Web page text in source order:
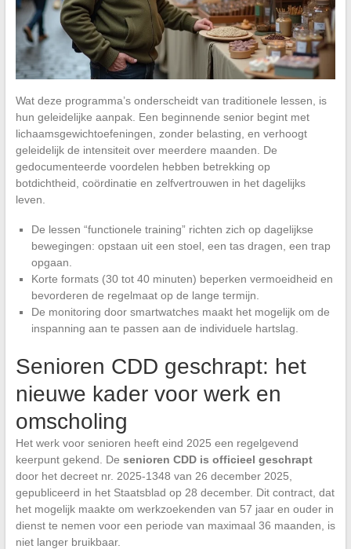
Wat deze programma’s onderscheidt van traditionele lessen, is
hun geleidelijke aanpak. Een beginnende senior begint met
lichaamsgewichtoefeningen, zonder belasting, en verhoogt
geleidelijk de intensiteit over meerdere maanden. De
gedocumenteerde voordelen hebben betrekking op
botdichtheid, coördinatie en zelfvertrouwen in het dagelijks
leven.
De lessen “functionele training” richten zich op dagelijkse
bewegingen: opstaan uit een stoel, een tas dragen, een trap
opgaan.
Korte formats (30 tot 40 minuten) beperken vermoeidheid en
bevorderen de regelmaat op de lange termijn.
De monitoring door smartwatches maakt het mogelijk om de
inspanning aan te passen aan de individuele hartslag.
Senioren CDD geschrapt: het
nieuwe kader voor werk en
omscholing
Het werk voor senioren heeft eind 2025 een regelgevend
keerpunt gekend. De senioren CDD is officieel geschrapt
door het decreet nr. 2025-1348 van 26 december 2025,
gepubliceerd in het Staatsblad op 28 december. Dit contract, dat
het mogelijk maakte om werkzoekenden van 57 jaar en ouder in
dienst te nemen voor een periode van maximaal 36 maanden, is
niet langer bruikbaar.